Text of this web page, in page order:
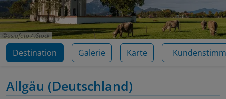
asiafoto / iStock
Destination Galerie Karte
Allgäu (Deutschland)